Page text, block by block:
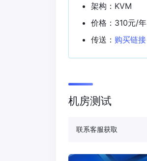
架构：KVM
价格：310元/年
传送： 购买链接
机房测试
联系客服获取